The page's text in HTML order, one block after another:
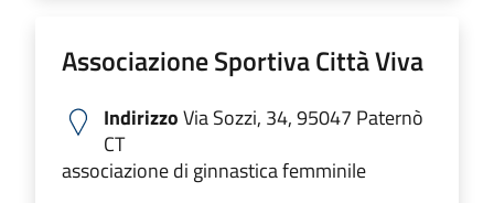
Associazione Sportiva Città Viva
IndirizzoVia Sozzi, 34, 95047 Paternò
CT
associazione di ginnastica femminile